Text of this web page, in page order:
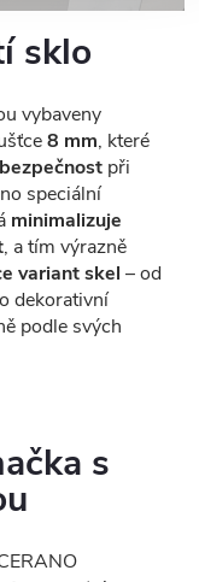
sklo
vybaveny
8 mm, které
při
speciální
minimalizuje
, a tím výrazně
variant skel – od
dekorativní
podle svých
s